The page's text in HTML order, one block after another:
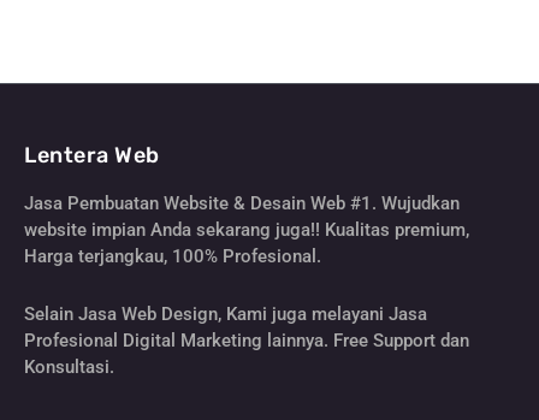
Lentera Web
Jasa Pembuatan Website & Desain Web #1. Wujudkan
website impian Anda sekarang juga!! Kualitas premium,
Harga terjangkau, 100% Profesional.
Selain Jasa Web Design, Kami juga melayani Jasa
Profesional Digital Marketing lainnya. Free Support dan
Konsultasi.